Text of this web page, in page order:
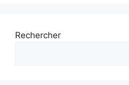
Rechercher